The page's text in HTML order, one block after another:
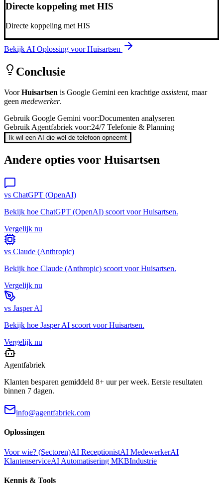
Directe koppeling met HIS
Directe koppeling met HIS
Bekijk AI Oplossing voorHuisartsen
Conclusie
VoorHuisartsen is Google Gemini een krachtige assistent, maar
geen medewerker.
Gebruik Google Gemini voor:Documenten analyseren
Gebruik Agentfabriek voor:24/7 Telefonie & Planning
Ik wil een AI die wél de telefoon opneemt
Andere opties voor Huisartsen
vs ChatGPT (OpenAI)
Bekijk hoe ChatGPT (OpenAI) scoort voorHuisartsen.
Vergelijk nu
vs Claude (Anthropic)
Bekijk hoe Claude (Anthropic) scoort voorHuisartsen.
Vergelijk nu
vs Jasper AI
Bekijk hoe Jasper AI scoort voorHuisartsen.
Vergelijk nu
Agentfabriek
Klanten besparen gemiddeld 8+ uur per week. Eerste resultaten
binnen 7 dagen.
info@agentfabriek.com
Oplossingen
Voor wie? (Sectoren)AI ReceptionistAI MedewerkerAI
KlantenserviceAI Automatisering MKBIndustrie
Kennis & Tools